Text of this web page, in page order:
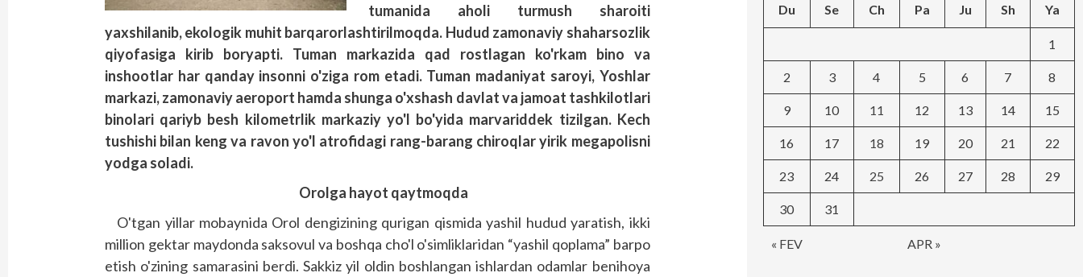
tumanida aholi turmush sharoiti
yaxshilanib, ekologik muhit barqarorlashtirilmoqda. Hudud zamonaviy shaharsozlik
qiyofasiga kirib boryapti. Tuman markazida qad rostlagan ko'rkam bino va
inshootlar har qanday insonni o'ziga rom etadi. Tuman madaniyat saroyi, Yoshlar
markazi, zamonaviy aeroport hamda shunga o'xshash davlat va jamoat tashkilotlari
binolari qariyb besh kilometrlik markaziy yo'l bo'yida marvariddek tizilgan. Kech
tushishi bilan keng va ravon yo'l atrofidagi rang-barang chiroqlar yirik megapolisni
yodga soladi.
Orolga hayot qaytmoqda
O'tgan yillar mobaynida Orol dengizining qurigan qismida yashil hudud yaratish, ikki
million gektar maydonda saksovul va boshqa cho'l o'simliklaridan “yashil qoplama” barpo
etish o'zining samarasini berdi. Sakkiz yil oldin boshlangan ishlardan odamlar benihoya
Du Se Ch Pa Ju Sh Ya
« FEV APR »
1
2 3 4 5 6 7 8
9 10 11 12 13 14 15
16 17 18 19 20 21 22
23 24 25 26 27 28 29
30 31